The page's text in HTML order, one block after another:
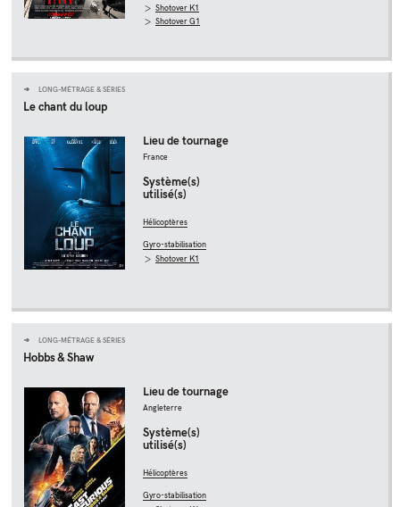
Shotover K1
Shotover G1
LONG-MÉTRAGE & SÉRIES
Le chant du loup
Lieu de tournage
France
Système(s)
utilisé(s)
Hélicoptères
Gyro-stabilisation
Shotover K1
LONG-MÉTRAGE & SÉRIES
Hobbs & Shaw
Lieu de tournage
Angleterre
Système(s)
utilisé(s)
Hélicoptères
Gyro-stabilisation